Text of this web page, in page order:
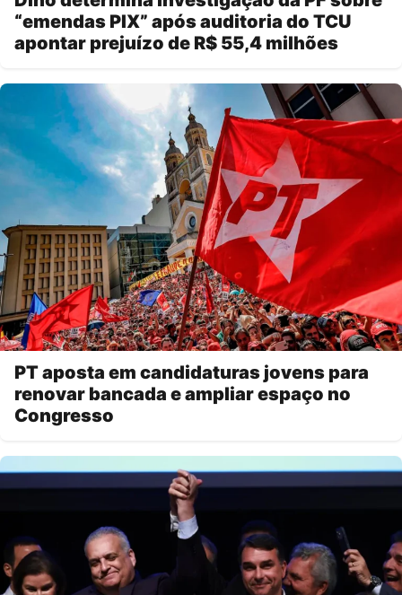
“emendas PIX” após auditoria do TCU
apontar prejuízo de R$ 55,4 milhões
PT aposta em candidaturas jovens para
renovar bancada e ampliar espaço no
Congresso